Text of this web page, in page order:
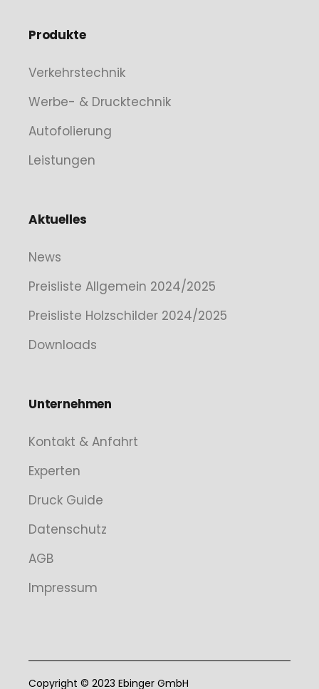
Produkte
Verkehrstechnik
Werbe- & Drucktechnik
Autofolierung
Leistungen
Aktuelles
News
Preisliste Allgemein 2024/2025
Preisliste Holzschilder 2024/2025
Downloads
Unternehmen
Kontakt & Anfahrt
Experten
Druck Guide
Datenschutz
AGB
Impressum
Copyright © 2023 Ebinger GmbH